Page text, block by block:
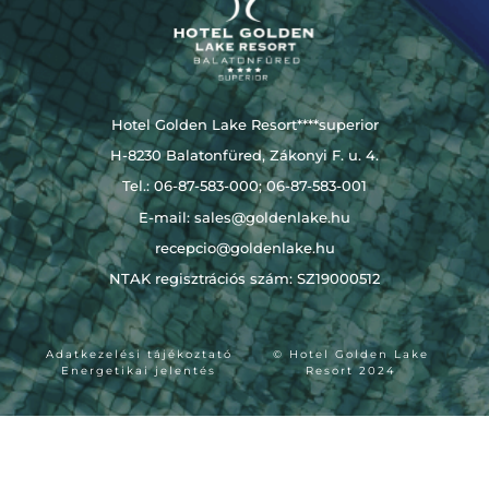
Hotel Golden Lake Resort****superior
H-8230 Balatonfüred, Zákonyi F. u. 4.
Tel.: 06-87-583-000; 06-87-583-001
E-mail: sales@goldenlake.hu
recepcio@goldenlake.hu
NTAK regisztrációs szám: SZ19000512
© Hotel Golden Lake
Resort 2024
Adatkezelési tájékoztató
Energetikai jelentés